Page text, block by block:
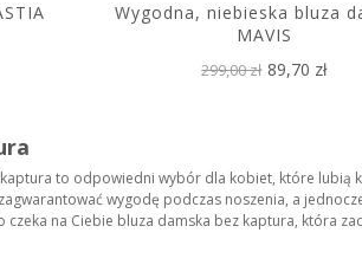
Wygodna, niebieska bluza
MAVIS
299,00 zł 89,70 zł
to odpowiedni wybór dla kobiet, które lubią
wygodę podczas noszenia, a
na Ciebie bluza damska bez kaptura, która